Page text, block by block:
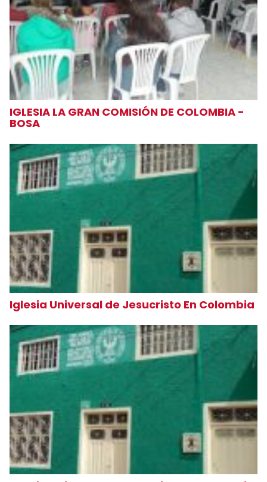
IGLESIA LA GRAN COMISIÓN DE COLOMBIA -
BOSA
Iglesia Universal de Jesucristo En Colombia